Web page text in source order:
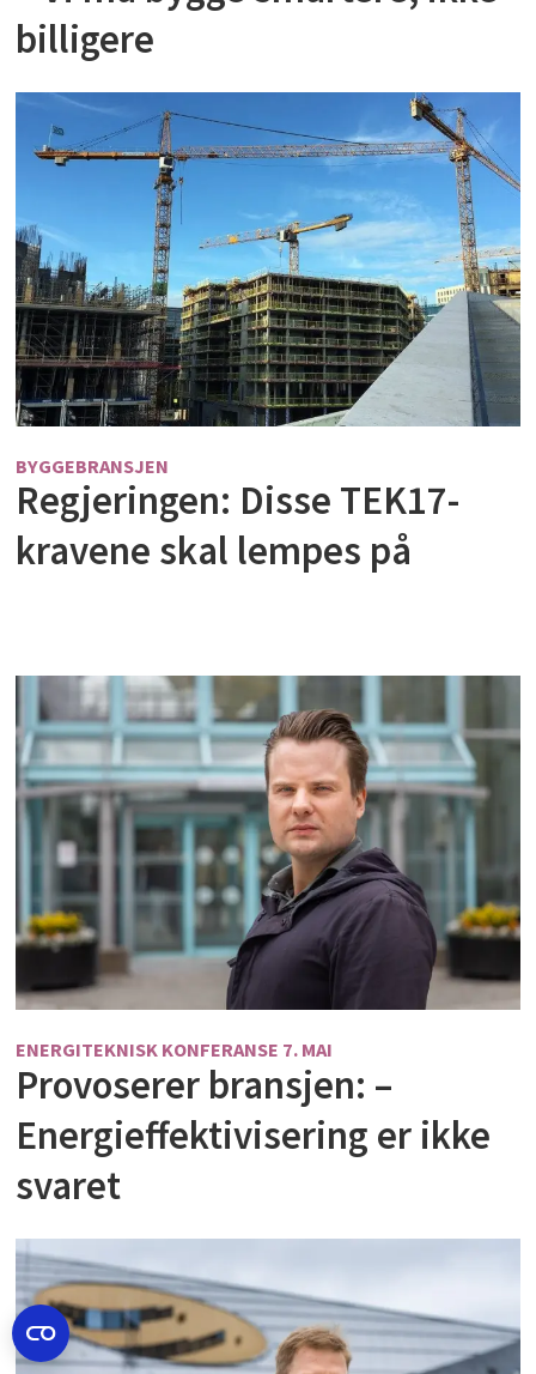
billigere
BYGGEBRANSJEN
Regjeringen: Disse TEK17-
kravene skal lempes på
ENERGITEKNISK KONFERANSE 7. MAI
Provoserer bransjen: –
Energieffektivisering er ikke
svaret